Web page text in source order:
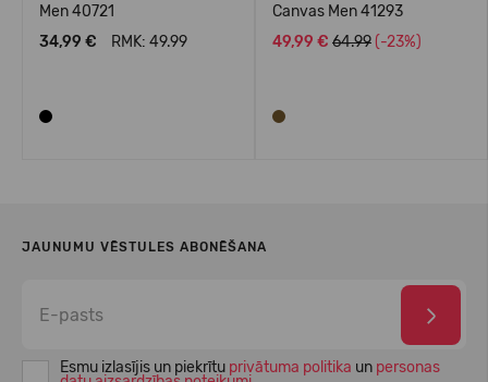
Men 40721
34,99 €
RMK: 49.99
Canvas Men 41293
49,99 € 64.99 (-23%)
JAUNUMU VĒSTULES ABONĒŠANA
Esmu izlasījis un piekrītu privātuma politika un personas